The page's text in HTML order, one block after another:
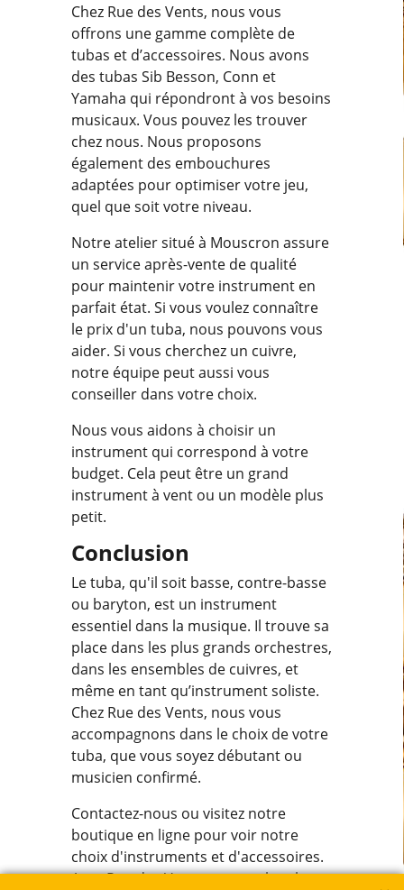
Chez Rue des Vents, nous vous
offrons une gamme complète de
tubas et d’accessoires. Nous avons
des tubas Sib Besson, Conn et
Yamaha qui répondront à vos besoins
musicaux. Vous pouvez les trouver
chez nous. Nous proposons
également des embouchures
adaptées pour optimiser votre jeu,
quel que soit votre niveau.
Notre atelier situé à Mouscron assure
un service après-vente de qualité
pour maintenir votre instrument en
parfait état. Si vous voulez connaître
le prix d'un tuba, nous pouvons vous
aider. Si vous cherchez un cuivre,
notre équipe peut aussi vous
conseiller dans votre choix.
Nous vous aidons à choisir un
instrument qui correspond à votre
budget. Cela peut être un grand
instrument à vent ou un modèle plus
petit.
Conclusion
Le tuba, qu'il soit basse, contre-basse
ou baryton, est un instrument
essentiel dans la musique. Il trouve sa
place dans les plus grands orchestres,
dans les ensembles de cuivres, et
même en tant qu’instrument soliste.
Chez Rue des Vents, nous vous
accompagnons dans le choix de votre
tuba, que vous soyez débutant ou
musicien confirmé.
Contactez-nous ou visitez notre
boutique en ligne pour voir notre
choix d'instruments et d'accessoires.
Avec Rue des Vents, trouvez le tuba